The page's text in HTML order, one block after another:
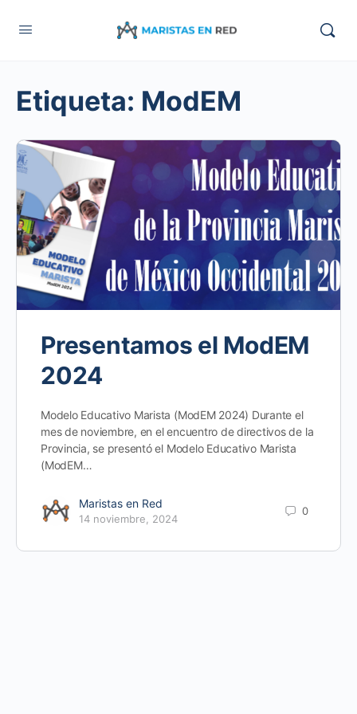
Etiqueta: ModEM
Presentamos el ModEM
2024
Modelo Educativo Marista (ModEM 2024) Durante el
mes de noviembre, en el encuentro de directivos de la
Provincia, se presentó el Modelo Educativo Marista
(ModEM…
Maristas en Red
14 noviembre, 2024
0